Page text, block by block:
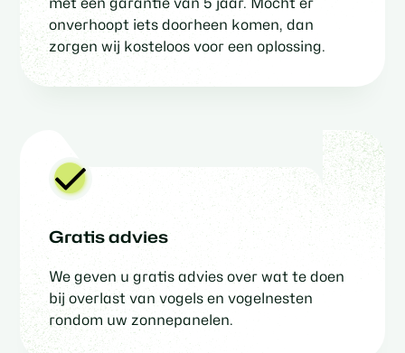
onverhoopt iets doorheen komen, dan
zorgen wij kosteloos voor een oplossing.
Gratis advies
We geven u gratis advies over wat te doen
bij overlast van vogels en vogelnesten
rondom uw zonnepanelen.